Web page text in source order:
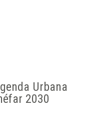
Urbana
2030